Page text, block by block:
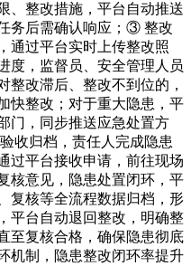
、整改措施，平台自动推送
务后需确认响应；③ 整改
通过平台实时上传整改照
度，监督员、安全管理人员
整改滞后、整改不到位的，
快整改；对于重大隐患，平
门，同步推送应急处置方
收归档，责任人完成隐患
过平台接收申请，前往现场
核意见，隐患处置闭环，平
复核等全流程数据归档，形
平台自动退回整改，明确整
至复核合格，确保隐患彻底
机制，隐患整改闭环率提升